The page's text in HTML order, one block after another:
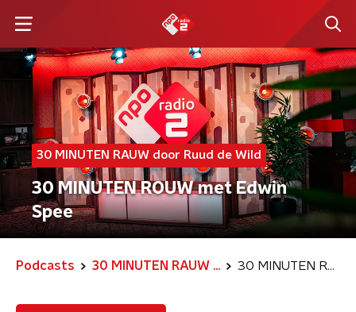
30 MINUTEN RAUW door Ruud de Wild
30 MINUTEN ROUW met Edwin
Spee
Podcasts 30 MINUTEN RAUW ... 30 MINUTEN ROUW met Edwin Spee